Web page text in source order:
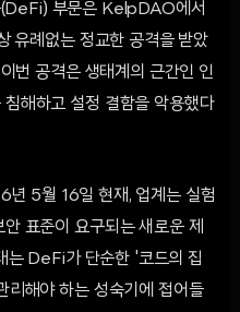
부문은 KelpDAO에서
유례없는 정교한 공격을 받았
번 공격은 생태계의 근간인 인
해하고 설정 결함을 악용했다
년 5월 16일 현재, 업계는 실험
표준이 요구되는 새로운 제
는 DeFi가 단순한 '코드의 집
리해야 하는 성숙기에 접어들